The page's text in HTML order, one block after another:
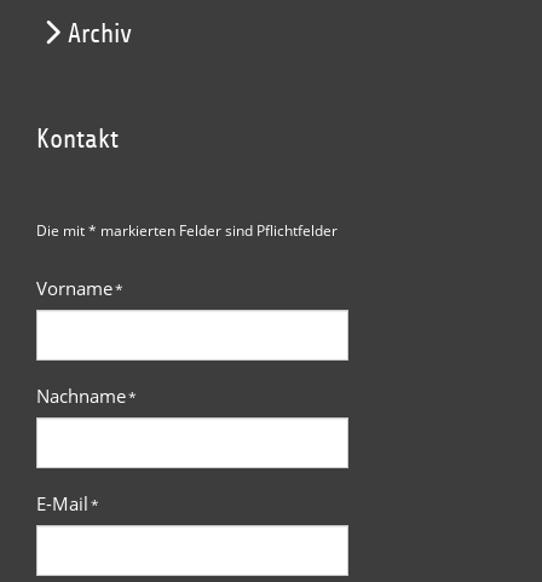
Archiv
Kontakt
Die mit * markierten Felder sind Pflichtfelder
Vorname*
Nachname*
E-Mail*